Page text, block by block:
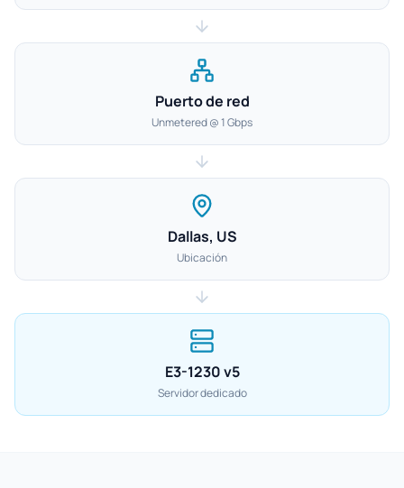
Puerto de red
Unmetered @ 1 Gbps
Dallas, US
Ubicación
E3-1230 v5
Servidor dedicado